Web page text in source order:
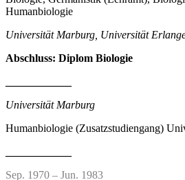
Humanbiologie
Universität Marburg, Universität
Abschluss: Diplom Biologie
Universität Marburg
Humanbiologie (Zusatzstudiengang)
Sep. 1970 – Jun. 1983